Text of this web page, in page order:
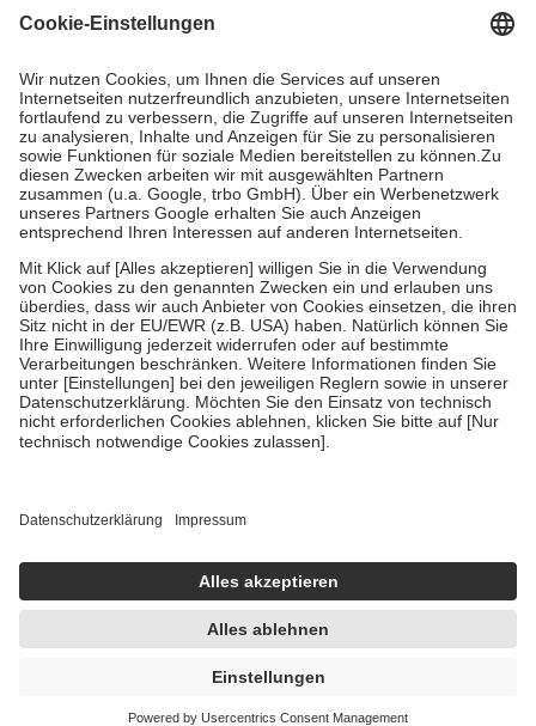
gesetzliche Krankenversicherung übernimmt in der Regel die
Kosten dafür, der Versicherte trägt einen Teil davon als Zuzahlung
Grundsätzlich leisten Mitglieder Zuzahlungen in Höhe von zehn
Prozent des Abgabepreises,mindestens jedochfünf Euround
höchstens zehn Euro.Es sind jedoch nie mehr als die tatsächlichen
Kosten der Leistung zu entrichten.
Diese Regeln gelten grundsätzlich auch für Online-Apotheken.
Bei Heilmitteln und häuslicher Krankenpflege beträgt die
Zuzahlung zehn Prozent der Kosten sowie zehn Euro je
Verordnung.
Um das Engagement der Versicherten für ihre eigene Gesundheit zu
stärken und die besondere Stellung der Familie zu unterstützen,
fallenkeine Zuzahlungenan bei:
• Kindern und Jugendlichen bis zum vollendeten 18. Lebensjahr
mit Ausnahme der Fahrkosten
• Untersuchungen zur Vorsorge und Früherkennung, die von der
GKV getragen werden
Einholung von Bewertungen. Trusted Shops hat Maßnahmen
getroffen, um sicherzustellen, dass es sich um echte Bewertungen
handelt. Mehr Informationen findest du hier:
https://help.etrusted.com/hc/de/articles/4419944605341